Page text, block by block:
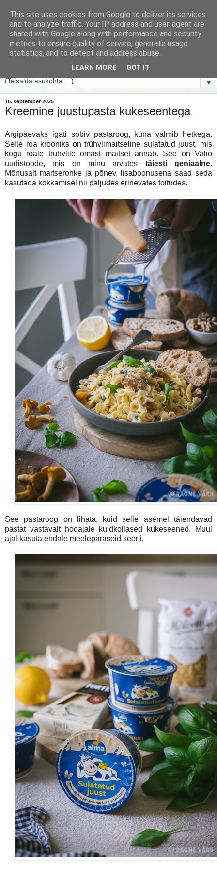
▼
16. september 2025
Kreemine juustupasta kukeseentega
Argipäevaks igati sobiv pastaroog, kuna valmib hetkega.
Selle roa krooniks on trühvlimaitseline sulatatud juust, mis
kogu roale trühvlile omast maitset annab. See on Valio
uudistoode, mis on minu arvates täiesti geniaalne.
Mõnusalt maitserohke ja põnev, lisaboonusena saad seda
kasutada kokkamisel nii paljudes erinevates toitudes.
See pastaroog on lihata, kuid selle asemel täiendavad
pastat vastavalt hooajale kuldkollased kukeseened. Muul
ajal kasuta endale meelepäraseid seeni.
This site uses cookies from Google to deliver its services
and to analyze traffic. Your IP address and user-agent are
shared with Google along with performance and security
metrics to ensure quality of service, generate usage
statistics, and to detect and address abuse.
LEARN MORE GOT IT